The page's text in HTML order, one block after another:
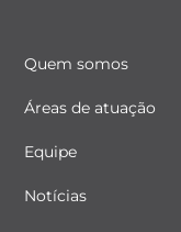
Quem somos
Áreas de atuação
Equipe
Notícias